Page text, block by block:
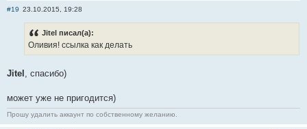
#19 23.10.2015, 19:28
Jitel писал(а):
Оливия! ссылка как делать
Jitel , спасибо)
может уже не пригодится)
Прошу удалить аккаунт по собственному желанию.